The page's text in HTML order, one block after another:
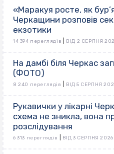
«Маракуя росте, як
Черкащини розповів
екзотики
14 394 переглядів ВІД 2 СЕРПНЯ
На дамбі біля Черкас
(ФОТО)
8 240 переглядів ВІД 5 СЕРПНЯ
Рукавички у лікарні
схема не зникла, вона
розслідування
6 313 переглядів ВІД 3 СЕРПНЯ 2026